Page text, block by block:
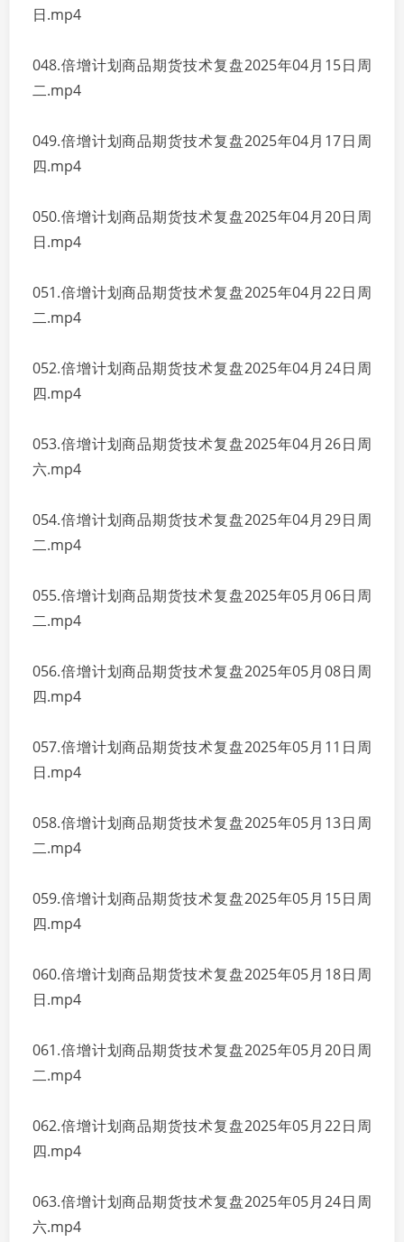
日.mp4
048.倍增计划商品期货技术复盘2025年04月15日周
二.mp4
049.倍增计划商品期货技术复盘2025年04月17日周
四.mp4
050.倍增计划商品期货技术复盘2025年04月20日周
日.mp4
051.倍增计划商品期货技术复盘2025年04月22日周
二.mp4
052.倍增计划商品期货技术复盘2025年04月24日周
四.mp4
053.倍增计划商品期货技术复盘2025年04月26日周
六.mp4
054.倍增计划商品期货技术复盘2025年04月29日周
二.mp4
055.倍增计划商品期货技术复盘2025年05月06日周
二.mp4
056.倍增计划商品期货技术复盘2025年05月08日周
四.mp4
057.倍增计划商品期货技术复盘2025年05月11日周
日.mp4
058.倍增计划商品期货技术复盘2025年05月13日周
二.mp4
059.倍增计划商品期货技术复盘2025年05月15日周
四.mp4
060.倍增计划商品期货技术复盘2025年05月18日周
日.mp4
061.倍增计划商品期货技术复盘2025年05月20日周
二.mp4
062.倍增计划商品期货技术复盘2025年05月22日周
四.mp4
063.倍增计划商品期货技术复盘2025年05月24日周
六.mp4